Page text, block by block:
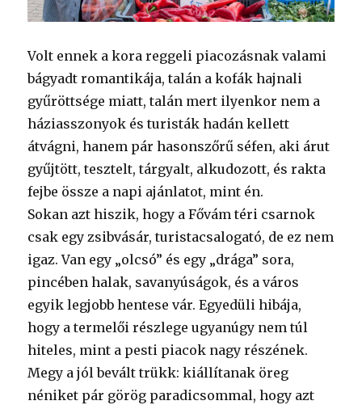
Volt ennek a kora reggeli piacozásnak valami
bágyadt romantikája, talán a kofák hajnali
gyűröttsége miatt, talán mert ilyenkor nem a
háziasszonyok és turisták hadán kellett
átvágni, hanem pár hasonszőrű séfen, aki árut
gyűjtött, tesztelt, tárgyalt, alkudozott, és rakta
fejbe össze a napi ajánlatot, mint én.
Sokan azt hiszik, hogy a Fővám téri csarnok
csak egy zsibvásár, turistacsalogató, de ez nem
igaz. Van egy „olcsó” és egy „drága” sora,
pincében halak, savanyúságok, és a város
egyik legjobb hentese vár. Egyedüli hibája,
hogy a termelői részlege ugyanúgy nem túl
hiteles, mint a pesti piacok nagy részének.
Megy a jól bevált trükk: kiállítanak öreg
néniket pár görög paradicsommal, hogy azt